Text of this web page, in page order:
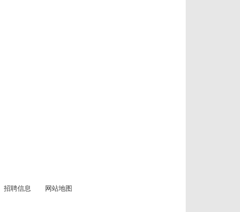
招聘信息 网站地图